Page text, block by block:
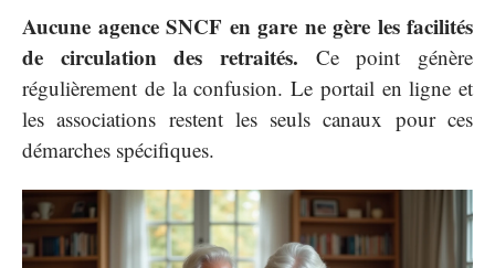
Aucune agence SNCF en gare ne gère les facilités
de circulation des retraités. Ce point génère
régulièrement de la confusion. Le portail en ligne et
les associations restent les seuls canaux pour ces
démarches spécifiques.